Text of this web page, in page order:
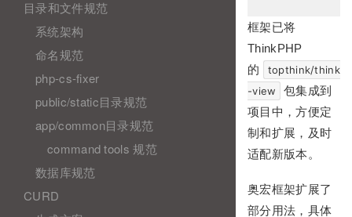
目录和文件规范
系统架构
命名规范
php-cs-fixer
public/static目录规范
app/common目录规范
command tools 规范
数据库规范
CURD
框架已将
ThinkPHP
的
topthink/think
-view
包集成到
项目中，方便定
制和扩展，及时
适配新版本。
奥宏框架扩展了
部分用法，具体